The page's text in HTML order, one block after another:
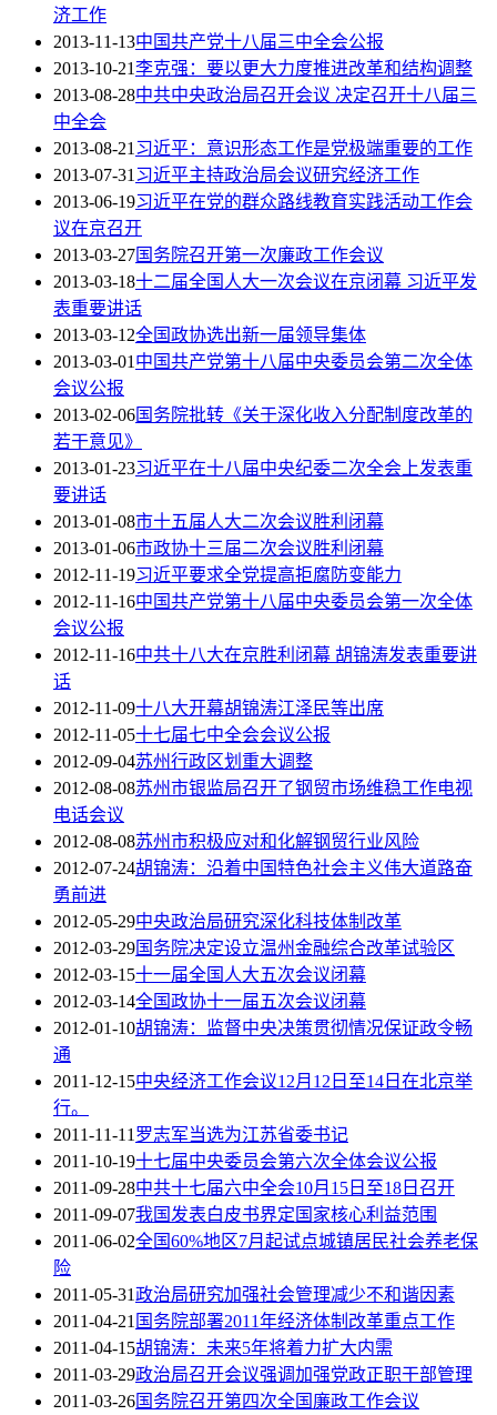
济工作
2013-11-13中国共产党十八届三中全会公报
2013-10-21李克强：要以更大力度推进改革和结构调整
2013-08-28中共中央政治局召开会议 决定召开十八届三
中全会
2013-08-21习近平：意识形态工作是党极端重要的工作
2013-07-31习近平主持政治局会议研究经济工作
2013-06-19习近平在党的群众路线教育实践活动工作会
议在京召开
2013-03-27国务院召开第一次廉政工作会议
2013-03-18十二届全国人大一次会议在京闭幕 习近平发
表重要讲话
2013-03-12全国政协选出新一届领导集体
2013-03-01中国共产党第十八届中央委员会第二次全体
会议公报
2013-02-06国务院批转《关于深化收入分配制度改革的
若干意见》
2013-01-23习近平在十八届中央纪委二次全会上发表重
要讲话
2013-01-08市十五届人大二次会议胜利闭幕
2013-01-06市政协十三届二次会议胜利闭幕
2012-11-19习近平要求全党提高拒腐防变能力
2012-11-16中国共产党第十八届中央委员会第一次全体
会议公报
2012-11-16中共十八大在京胜利闭幕 胡锦涛发表重要讲
话
2012-11-09十八大开幕胡锦涛江泽民等出席
2012-11-05十七届七中全会会议公报
2012-09-04苏州行政区划重大调整
2012-08-08苏州市银监局召开了钢贸市场维稳工作电视
电话会议
2012-08-08苏州市积极应对和化解钢贸行业风险
2012-07-24胡锦涛：沿着中国特色社会主义伟大道路奋
勇前进
2012-05-29中央政治局研究深化科技体制改革
2012-03-29国务院决定设立温州金融综合改革试验区
2012-03-15十一届全国人大五次会议闭幕
2012-03-14全国政协十一届五次会议闭幕
2012-01-10胡锦涛：监督中央决策贯彻情况保证政令畅
通
2011-12-15中央经济工作会议12月12日至14日在北京举
行。
2011-11-11罗志军当选为江苏省委书记
2011-10-19十七届中央委员会第六次全体会议公报
2011-09-28中共十七届六中全会10月15日至18日召开
2011-09-07我国发表白皮书界定国家核心利益范围
2011-06-02全国60%地区7月起试点城镇居民社会养老保
险
2011-05-31政治局研究加强社会管理减少不和谐因素
2011-04-21 国务院部署2011年经济体制改革重点工作
2011-04-15胡锦涛：未来5年将着力扩大内需
2011-03-29政治局召开会议强调加强党政正职干部管理
2011-03-26国务院召开第四次全国廉政工作会议